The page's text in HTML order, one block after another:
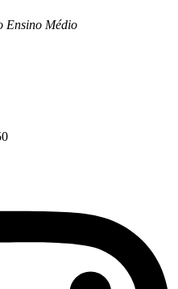
Ensino Médio